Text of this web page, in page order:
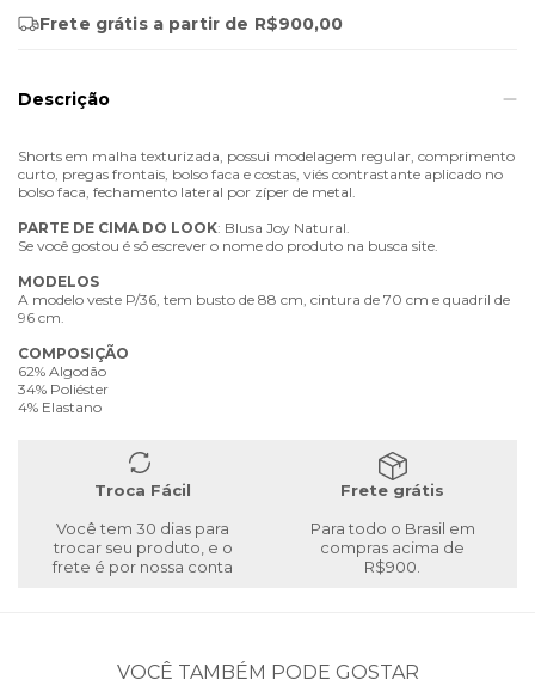
Frete grátis a partir de R$900,00
Descrição
Shorts em malha texturizada, possui modelagem regular, comprimento
curto, pregas frontais, bolso faca e costas, viés contrastante aplicado no
bolso faca, fechamento lateral por zíper de metal.
PARTE DE CIMA DO LOOK: Blusa Joy Natural.
Se você gostou é só escrever o nome do produto na busca site.
MODELOS
A modelo veste P/36, tem busto de 88 cm, cintura de 70 cm e quadril de
96 cm.
COMPOSIÇÃO
62% Algodão
34% Poliéster
4% Elastano
Troca Fácil
Você tem 30 dias para
trocar seu produto, e o
frete é por nossa conta
Frete grátis
Para todo o Brasil em
compras acima de
R$900.
VOCÊ TAMBÉM PODE GOSTAR